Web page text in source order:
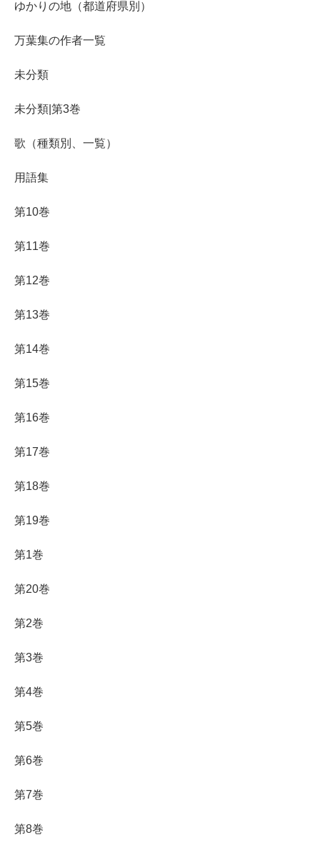
ゆかりの地（都道府県別）
万葉集の作者一覧
未分類
未分類|第3巻
歌（種類別、一覧）
用語集
第10巻
第11巻
第12巻
第13巻
第14巻
第15巻
第16巻
第17巻
第18巻
第19巻
第1巻
第20巻
第2巻
第3巻
第4巻
第5巻
第6巻
第7巻
第8巻